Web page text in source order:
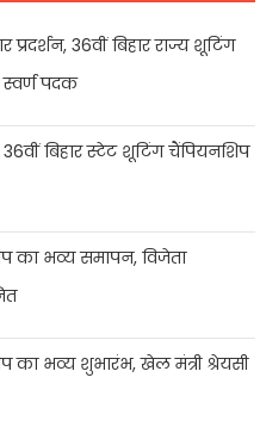
36वीं बिहार राज्य शूटिंग
पदक
36वीं बिहार स्टेट शूटिंग चैंपियनशिप
का भव्य समापन, विजेता
का भव्य शुभारंभ, खेल मंत्री श्रेयसी